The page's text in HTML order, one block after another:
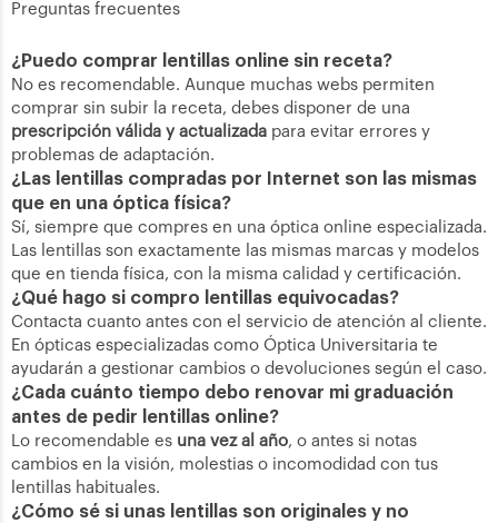
Preguntas frecuentes
¿Puedo comprar lentillas online sin receta?
No es recomendable. Aunque muchas webs permiten
comprar sin subir la receta, debes disponer de una
prescripción válida y actualizada para evitar errores y
problemas de adaptación.
¿Las lentillas compradas por Internet son las mismas
que en una óptica física?
Sí, siempre que compres en una óptica online especializada.
Las lentillas son exactamente las mismas marcas y modelos
que en tienda física, con la misma calidad y certificación.
¿Qué hago si compro lentillas equivocadas?
Contacta cuanto antes con el servicio de atención al cliente.
En ópticas especializadas como Óptica Universitaria te
ayudarán a gestionar cambios o devoluciones según el caso.
¿Cada cuánto tiempo debo renovar mi graduación
antes de pedir lentillas online?
Lo recomendable es una vez al año, o antes si notas
cambios en la visión, molestias o incomodidad con tus
lentillas habituales.
¿Cómo sé si unas lentillas son originales y no